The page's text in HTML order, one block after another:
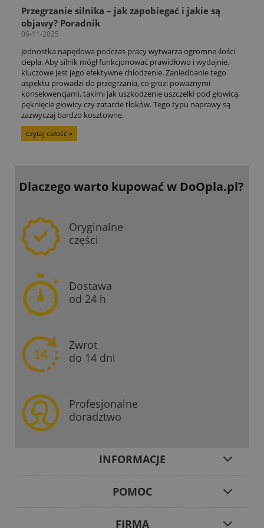
Przegrzanie silnika – jak zapobiegać i jakie są
objawy? Poradnik
06-11-2025
Jednostka napędowa podczas pracy wytwarza ogromne ilości
ciepła. Aby silnik mógł funkcjonować prawidłowo i wydajnie,
kluczowe jest jego efektywne chłodzenie. Zaniedbanie tego
aspektu prowadzi do przegrzania, co grozi poważnymi
konsekwencjami, takimi jak uszkodzenie uszczelki pod głowicą,
pęknięcie głowicy czy zatarcie tłoków. Tego typu naprawy są
zazwyczaj bardzo kosztowne.
czytaj całość »
Dlaczego warto kupowaćw DoOpla.pl?
Oryginalne
części
Dostawa
od 24 h
Zwrot
do 14 dni
Profesjonalne
doradztwo
INFORMACJE
POMOC
FIRMA